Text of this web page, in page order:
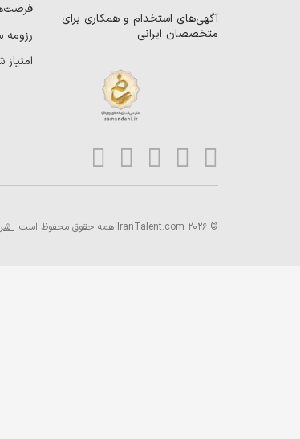
آگهی‌های استخدام و همکاری برای
متخصصان ایرانی
رزومه
© 2026 IranTalent.com همه حقوق محفوظ است.